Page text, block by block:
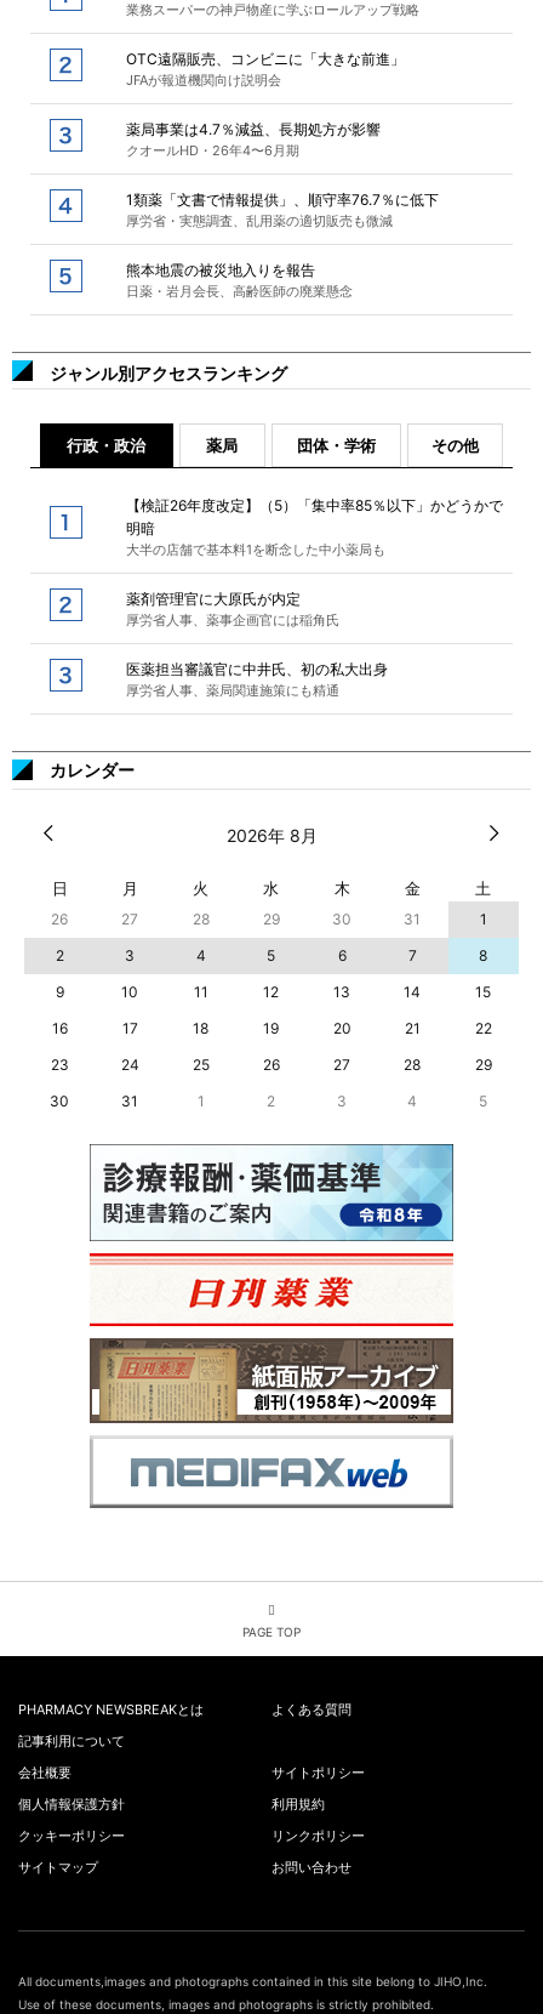
業務スーパーの神戸物産に学ぶロールアップ戦略
OTC遠隔販売、コンビニに「大きな前進」
JFAが報道機関向け説明会
薬局事業は4.7％減益、長期処方が影響
クオールHD・26年4〜6月期
1類薬「文書で情報提供」、順守率76.7％に低下
厚労省・実態調査、乱用薬の適切販売も微減
熊本地震の被災地入りを報告
日薬・岩月会長、高齢医師の廃業懸念
ジャンル別アクセスランキング
行政・政治 薬局 団体・学術 その他
【検証26年度改定】（5）「集中率85％以下」かどうかで
明暗
大半の店舗で基本料1を断念した中小薬局も
薬剤管理官に大原氏が内定
厚労省人事、薬事企画官には稲角氏
医薬担当審議官に中井氏、初の私大出身
厚労省人事、薬局関連施策にも精通
カレンダー
2026年 8月
日 月 火 水 木 金 土
26 27 28 29 30 31
1
2
3 4 5 6 7
8
9
10 11 12 13 14
15
16
17 18 19 20 21
22
23
24 25 26 27 28
29
30
31 1 2 3 4 5
PAGE TOP
PHARMACY NEWSBREAKとは
よくある質問
記事利用について
会社概要
サイトポリシー
個人情報保護方針
利用規約
クッキーポリシー
リンクポリシー
サイトマップ
お問い合わせ
All documents,images and photographs contained in this site belong to JIHO,Inc.
Use of these documents, images and photographs is strictly prohibited.